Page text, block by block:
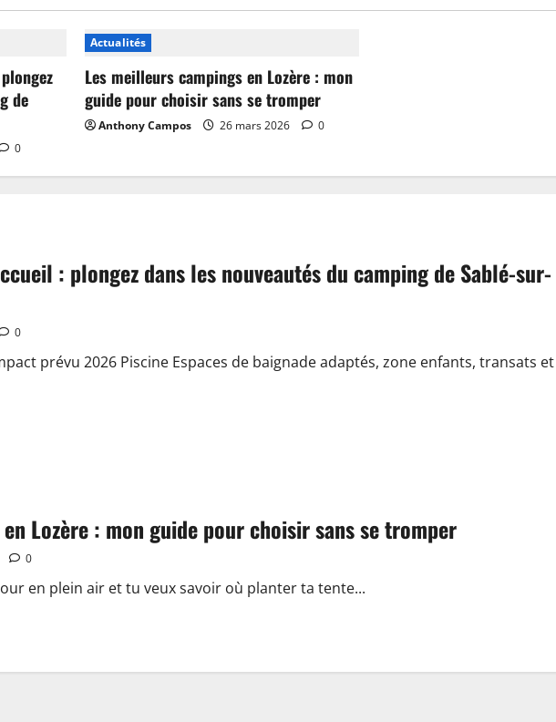
de
0
Actualités
Les meilleurs campings en Lozère : mon
guide pour choisir sans se tromper
Anthony Campos 26 mars 2026 0
: plongez dans les nouveautés du camping de Sablé-sur-
0
prévu 2026 Piscine Espaces de baignade adaptés, zone enfants, transats et
Lozère : mon guide pour choisir sans se tromper
0
en plein air et tu veux savoir où planter ta tente...